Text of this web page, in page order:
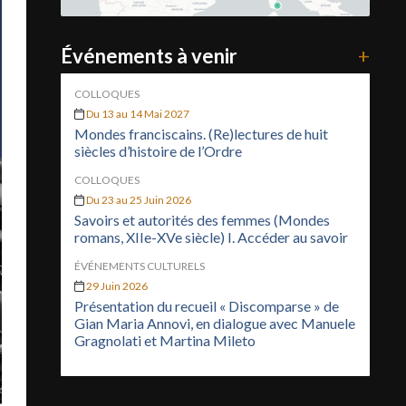
Événements à venir +
COLLOQUES
Du 13 au 14 Mai 2027
Mondes franciscains. (Re)lectures de huit
siècles d’histoire de l’Ordre
COLLOQUES
Du 23 au 25 Juin 2026
Savoirs et autorités des femmes (Mondes
romans, XIIe-XVe siècle) I. Accéder au savoir
ÉVÉNEMENTS CULTURELS
29 Juin 2026
Présentation du recueil « Discomparse » de
Gian Maria Annovi, en dialogue avec Manuele
Gragnolati et Martina Mileto